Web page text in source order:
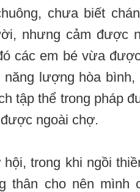
chưa biết
nhưng cảm được
các em bé vừa
lượng hòa bình,
tập thể trong pháp
ngoài chợ.
trong khi ngồi
thân cho nên mình